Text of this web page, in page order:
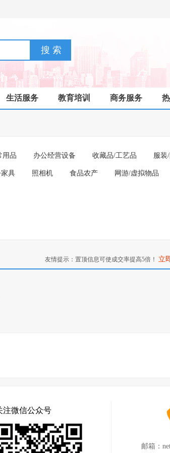
生活服务 教育培训 商务服务
用品 办公经营设备 收藏品/工艺品 服装
具 照相机 食品农产 网游/虚拟物品
友情提示：置顶信息可使成交率提高5倍！ 立
注微信公众号
邮箱：